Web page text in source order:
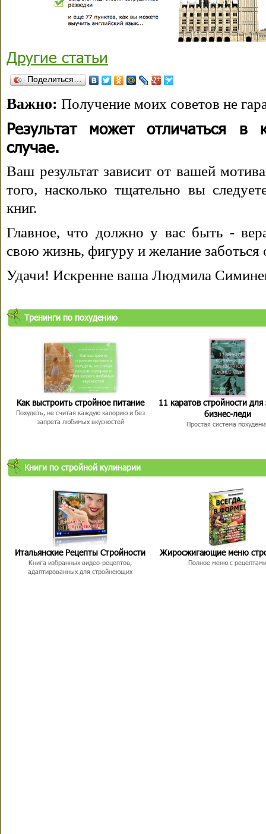
Другие статьи
Поделиться…
Важно: Получение моих советов не
Результат может отличаться в
случае.
Ваш результат зависит от вашей
того, насколько тщательно вы
книг.
Главное, что должно у вас быть -
свою жизнь, фигуру и желание заботься
Удачи! Искренне ваша Людмила
Тренинги по похудению
Как выстроить стройное питание
Похудеть, не считая каждую калорию и без
запрета любимых вкусностей
11 каратов стройности для
бизнес-леди
Простая система
Книги по стройной кулинарии
Итальянские Рецепты Стройности
Книга избранных видео-рецептов,
адаптированных для стройнеющих
Жиросжигающие меню
Полное меню с рецептами